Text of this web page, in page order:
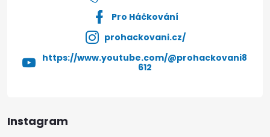
Instagram
Pro Háčkování
prohackovani.cz/
https://www.youtube.com/@prohackovani8
612